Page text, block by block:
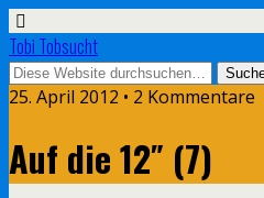
Tobi Tobsucht
25. April 2012 • 2 Kommentare
Auf die 12″ (7)